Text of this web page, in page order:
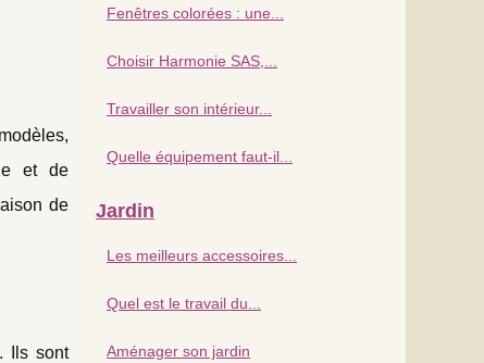
et de
de
Ils sont
Fenêtres colorées : une...
Choisir Harmonie SAS,...
Travailler son intérieur...
Quelle équipement faut-il...
Jardin
Les meilleurs accessoires...
Quel est le travail du...
Aménager son jardin